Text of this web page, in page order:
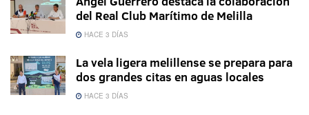
del Real Club Marítimo de Melilla
HACE 3 DÍAS
La vela ligera melillense se prepara para
dos grandes citas en aguas locales
HACE 3 DÍAS